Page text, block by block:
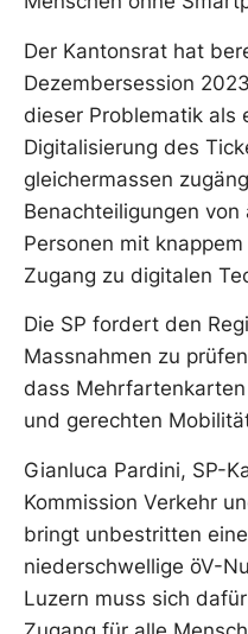
Der Kantonsrat hat
Dezembersession
dieser Problematik als
Digitalisierung des
gleichermassen
Benachteiligungen
Personen mit
Zugang zu digitalen
Die SP fordert den
Massnahmen zu
dass
und gerechten
Gianluca Pardini, SP-
Kommission Verkehr
bringt unbestritten
niederschwellige öV-
Luzern muss sich